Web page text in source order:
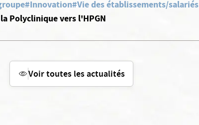
#Innovation#Vie des établissements/salariés
Polyclinique vers l'HPGN
Voir toutes les actualités